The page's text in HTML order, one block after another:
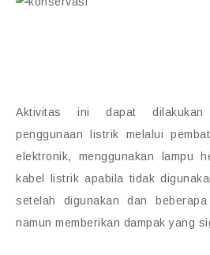
Aktivitas ini dapat dilakukan
penggunaan listrik melalui
elektronik, menggunakan lampu
kabel listrik apabila tidak
setelah digunakan dan
namun memberikan dampak yang